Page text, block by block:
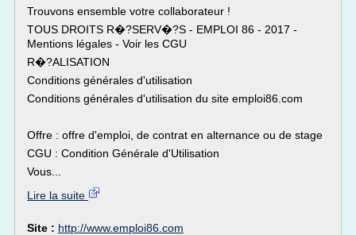
Trouvons ensemble votre collaborateur !
TOUS DROITS R�?SERV�?S - EMPLOI 86 - 2017 -
Mentions légales - Voir les CGU
R�?ALISATION
Conditions générales d'utilisation
Conditions générales d'utilisation du site emploi86.com
Offre : offre d'emploi, de contrat en alternance ou de stage
CGU : Condition Générale d'Utilisation
Vous...
Lire la suite
Site : http://www.emploi86.com